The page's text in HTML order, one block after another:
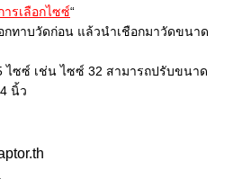
ารเลือกไซซ์“
ทาบวัดก่อน แล้วนำเชือกมาวัดขนาด
ไซซ์ เช่น ไซซ์ 32 สามารถปรับขนาด
นิ้ว